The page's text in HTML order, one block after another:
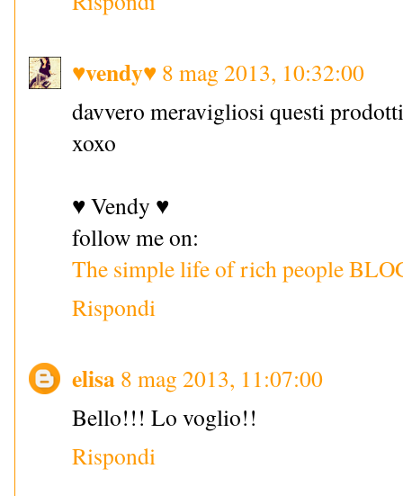
♥vendy♥ 8 mag 2013, 10:32:00
davvero meravigliosi questi
xoxo
♥ Vendy ♥
follow me on:
The simple life of rich people
Rispondi
elisa 8 mag 2013, 11:07:00
Bello!!! Lo voglio!!
Rispondi